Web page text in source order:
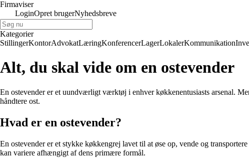
Firmaviser
LoginOpret brugerNyhedsbreve
Kategorier
StillingerKontorAdvokatLæringKonferencerLagerLokalerKommunikation
Alt, du skal vide om en ostevender
En ostevender er et uundværligt værktøj i enhver køkkenentusiasts arsenal.
håndtere ost.
Hvad er en ostevender?
En ostevender er et stykke køkkengrej lavet til at øse op, vende og
kan variere afhængigt af dens primære formål.